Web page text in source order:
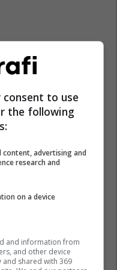
politike me
to use
the following
content, advertising and
research and
on a device
and information from
and other device
and shared with 369